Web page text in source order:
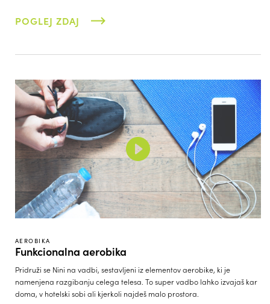
POGLEJ ZDAJ
AEROBIKA
Funkcionalna aerobika
Pridruži se Nini na vadbi, sestavljeni iz elementov aerobike, ki je
namenjena razgibanju celega telesa. To super vadbo lahko izvajaš kar
doma, v hotelski sobi ali kjerkoli najdeš malo prostora.